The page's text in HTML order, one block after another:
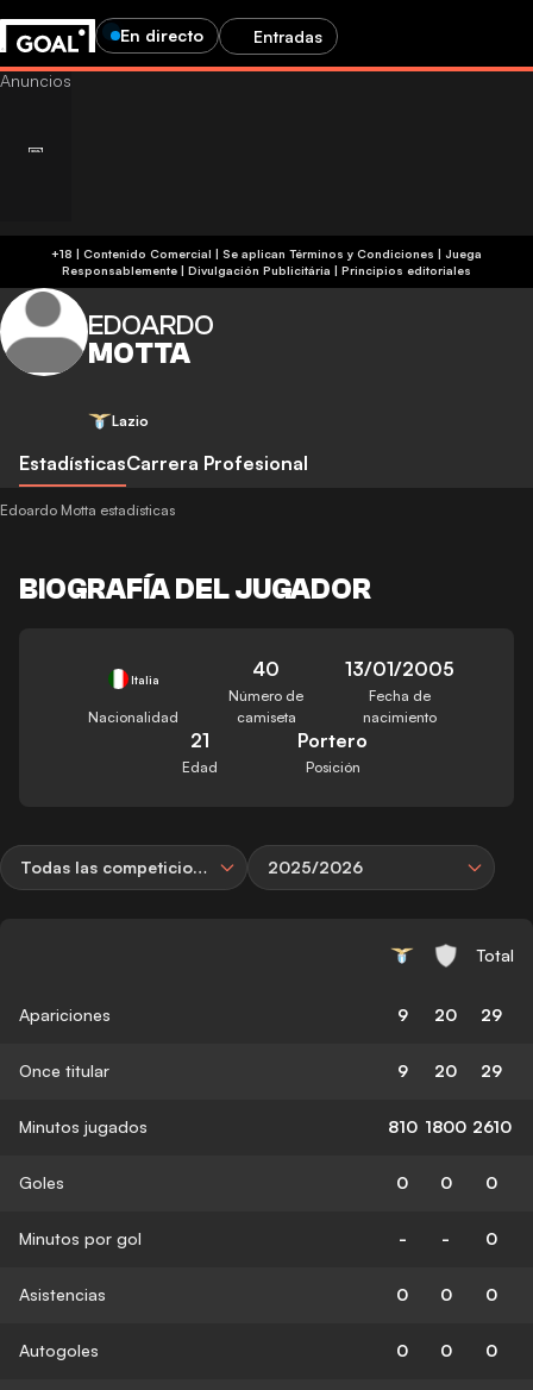
En directo Entradas
+18 | Contenido Comercial | Se aplican Términos y Condiciones | Juega
Responsablemente | Divulgación Publicitária | Principios editoriales
EDOARDO
MOTTA
Lazio
EstadísticasCarrera Profesional
Edoardo Motta estadísticas
BIOGRAFÍA DEL JUGADOR
Italia
Nacionalidad
40
Número de
camiseta
13/01/2005
Fecha de
nacimiento
21
Edad
Portero
Posición
Todas las competiciones 2025/2026
Total
Apariciones 9 20 29
Once titular 9 20 29
Minutos jugados 810 1800 2610
Goles 0 0 0
Minutos por gol - - 0
Asistencias 0 0 0
Autogoles 0 0 0